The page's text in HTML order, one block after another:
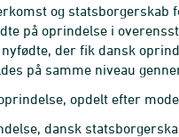
og statsborgerskab
på oprindelse i
der fik dansk
på samme niveau
opdelt efter
dansk